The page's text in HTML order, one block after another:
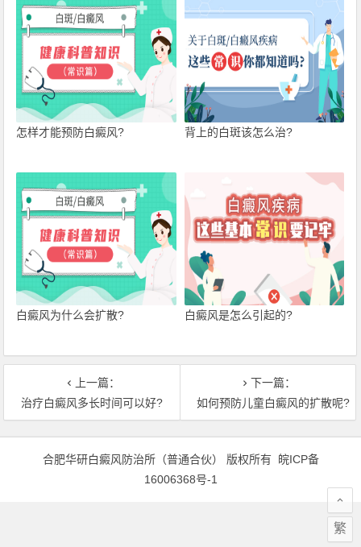
怎样才能预防白癜风? 背上的白斑该怎么治?
白癜风为什么会扩散? 白癜风是怎么引起的?
上一篇：
治疗白癜风多长时间可以好?
下一篇：
如何预防儿童白癜风的扩散呢?
合肥华研白癜风防治所（普通合伙） 版权所有 皖ICP备
16006368号-1
繁